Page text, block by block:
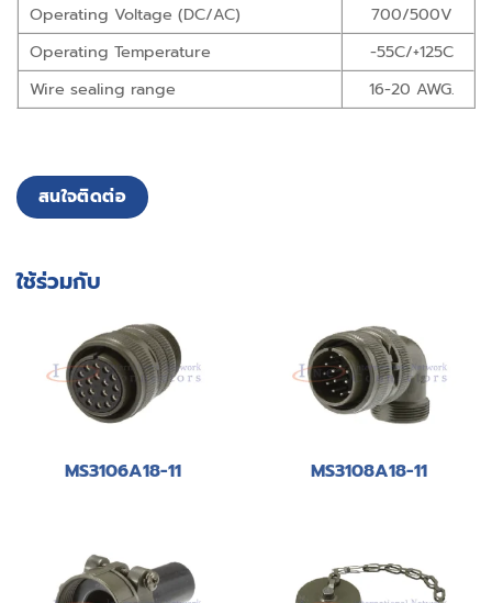
Operating Voltage (DC/AC)
700/500V
Operating Temperature
-55C/+125C
Wire sealing range
16-20 AWG.
สนใจติดต่อ
ใช้ร่วมกับ
MS3106A18-11 MS3108A18-11